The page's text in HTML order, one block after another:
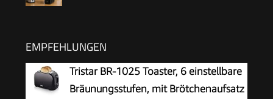
EMPFEHLUNGEN
Tristar BR-1025 Toaster, 6 einstellbare
Bräunungsstufen, mit Brötchenaufsatz